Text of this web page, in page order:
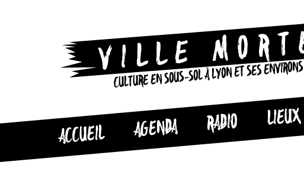
CULTURE EN SOUS-SOL À LYON ET SES ENVIRONS
ACCUEIL AGENDA RADIO LIEUX